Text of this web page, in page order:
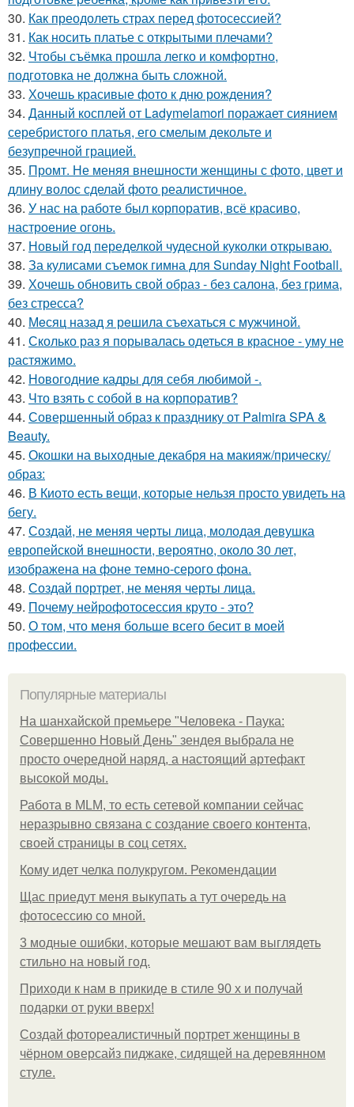
30. Как преодолеть страх перед фотосессией?
31. Как носить платье с открытыми плечами?
32. Чтобы съёмка прошла легко и комфортно,
подготовка не должна быть сложной.
33. Хочешь красивые фото к дню рождения?
34. Данный косплей от Ladymelamori поражает сиянием
серебристого платья, его смелым декольте и
безупречной грацией.
35. Промт. Не меняя внешности женщины с фото, цвет и
длину волос сделай фото реалистичное.
36. У нас на работе был корпоратив, всё красиво,
настроение огонь.
37. Новый год переделкой чудесной куколки открываю.
38. За кулисами съемок гимна для Sunday Night Football.
39. Хочешь обновить свой образ - без салона, без грима,
без стресса?
40. Мeсяц назад я рeшила съeхаться с мужчиной.
41. Сколько раз я порывалась одеться в красное - уму не
растяжимо.
42. Новогодние кадры для себя любимой -.
43. Что взять с собой в на корпоратив?
44. Совершенный образ к празднику от Palmira SPA &
Beauty.
45. Окошки на выходные декабря на макияж/прическу/
образ:
46. В Киото есть вещи, которые нельзя просто увидеть на
бегу.
47. Создай, не меняя черты лица, молодая девушка
европейской внешности, вероятно, около 30 лет,
изображена на фоне темно-серого фона.
48. Создай портрет, не меняя черты лица.
49. Почему нейрофотосессия круто - это?
50. О том, что меня больше всего бесит в моей
профессии.
Популярные материалы
На шанхайской премьере "Человека - Паука:
Совершенно Новый День" зендея выбрала не
просто очередной наряд, а настоящий артефакт
высокой моды.
Работа в MLM, то есть сетевой компании сейчас
неразрывно связана с создание своего контента,
своей страницы в соц сетях.
Кому идет челка полукругом. Рекомендации
Щас приедут меня выкупать а тут очередь на
фотосессию со мной.
3 модные ошибки, которые мешают вам выглядеть
стильно на новый год.
Приходи к нам в прикиде в стиле 90 х и получай
подарки от руки вверх!
Создай фотореалистичный портрет женщины в
чёрном оверсайз пиджаке, сидящей на деревянном
стуле.